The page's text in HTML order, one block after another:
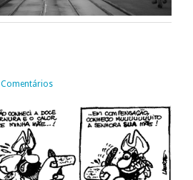
Comentários